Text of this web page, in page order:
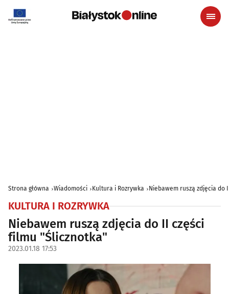
Strona główna Wiadomości Kultura i Rozrywka Niebawem ruszą zdjęcia do
KULTURA I ROZRYWKA
Niebawem ruszą zdjęcia do II części
filmu "Ślicznotka"
2023.01.18 17:53